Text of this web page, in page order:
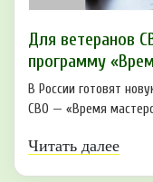
Для ветеранов
программу
В России готовят
СВО — «Время
Читать далее